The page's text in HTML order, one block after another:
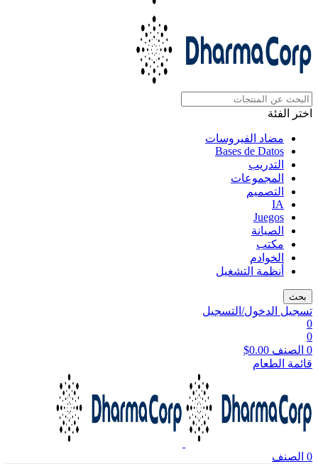
اختر الفئة
مضاد الفيروسات
Bases de Datos
التدريب
المجموعات
التصميم
IA
Juegos
الصيانة
مكتب
الخوادم
أنظمة التشغيل
بحث
تسجيل الدخول/التسجيل
0
0
0 الصنف $0.00
قائمة الطعام
0 الصنف